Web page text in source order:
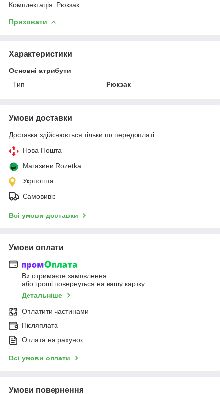
Комплектація: Рюкзак
Приховати
Характеристики
Основні атрибути
Тип
Рюкзак
Умови доставки
Доставка здійснюється тільки по передоплаті.
Нова Пошта
Магазини Rozetka
Укрпошта
Самовивіз
Всі умови доставки
Умови оплати
Ви отримаєте замовлення
або гроші повернуться на вашу картку
Детальніше
Оплатити частинами
Післяплата
Оплата на рахунок
Всі умови оплати
Умови повернення